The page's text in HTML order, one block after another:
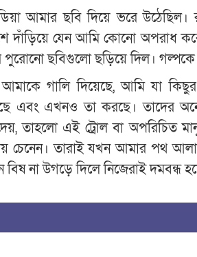
আমার ছবি দিয়ে ভরে
দাঁড়িয়ে যেন আমি কোনো অপরাধ
পুরোনো ছবিগুলো ছড়িয়ে দিল।
গালি দিয়েছে, আমি যা
এবং এখনও তা করছে। তাদের
তাহলো এই ট্রোল বা অপরিচিত
চেনেন। তারাই যখন আমার পথ
না উগড়ে দিলে নিজেরাই দমবন্ধ